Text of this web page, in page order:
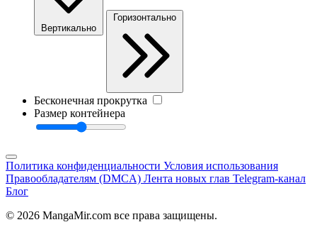
Вертикально
Горизонтально
Бесконечная прокрутка
Размер контейнера
Политика конфиденциальности Условия использования
Правообладателям (DMCA) Лента новых глав Telegram-канал
Блог
© 2026 MangaMir.com все права защищены.